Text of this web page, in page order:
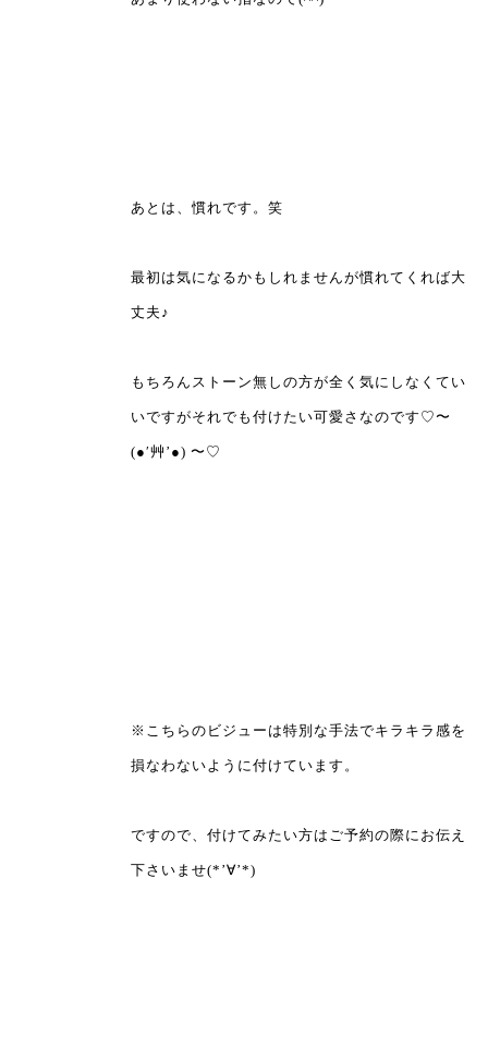
あとは、慣れです。笑
最初は気になるかもしれませんが慣れてくれば大
丈夫♪
もちろんストーン無しの方が全く気にしなくてい
いですがそれでも付けたい可愛さなのです♡〜
(●′艸’●) 〜♡
※こちらのビジューは特別な手法でキラキラ感を
損なわないように付けています。
ですので、付けてみたい方はご予約の際にお伝え
下さいませ(*’∀’*)